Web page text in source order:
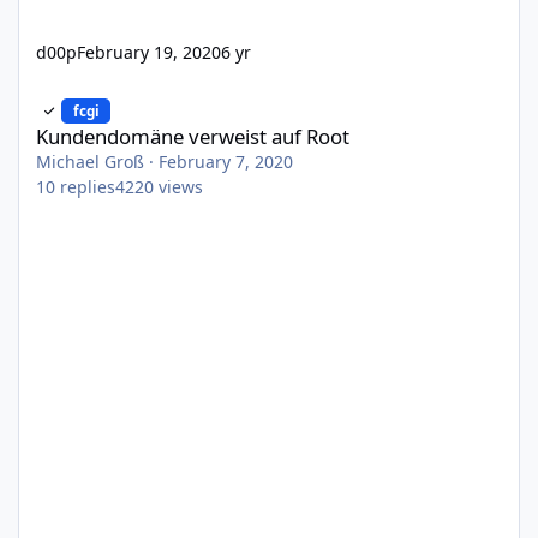
d00pFebruary 19, 20206 yr
fcgi
Kundendomäne verweist auf Root
Michael Groß · February 7, 2020
10 replies4220 views